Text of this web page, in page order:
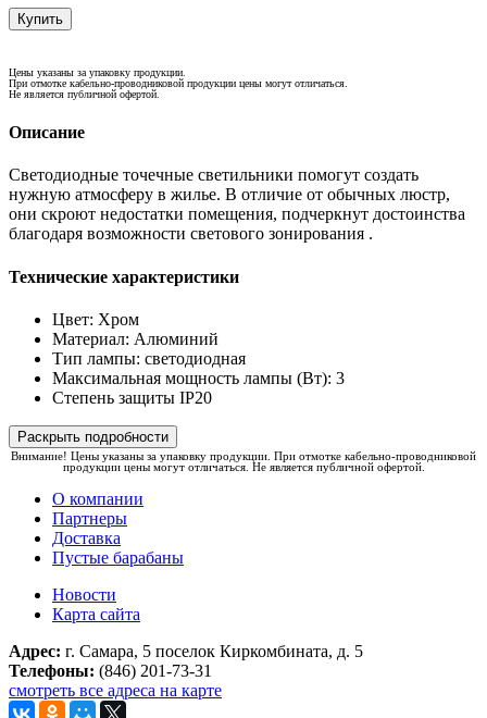
Купить
Цены указаны за упаковку продукции.
При отмотке кабельно-проводниковой продукции цены могут отличаться.
Не является публичной офертой.
Описание
Светодиодные точечные светильники помогут создать
нужную атмосферу в жилье. В отличие от обычных люстр,
они скроют недостатки помещения, подчеркнут достоинства
благодаря возможности светового зонирования .
Технические характеристики
Цвет: Хром
Материал: Алюминий
Тип лампы: светодиодная
Максимальная мощность лампы (Вт): 3
Степень защиты IP20
Раскрыть подробности
Внимание! Цены указаны за упаковку продукции. При отмотке кабельно-проводниковой
продукции цены могут отличаться. Не является публичной офертой.
О компании
Партнеры
Доставка
Пустые барабаны
Новости
Карта сайта
Адрес: г. Самара, 5 поселок Киркомбината, д. 5
Телефоны: (846) 201-73-31
смотреть все адреса на карте